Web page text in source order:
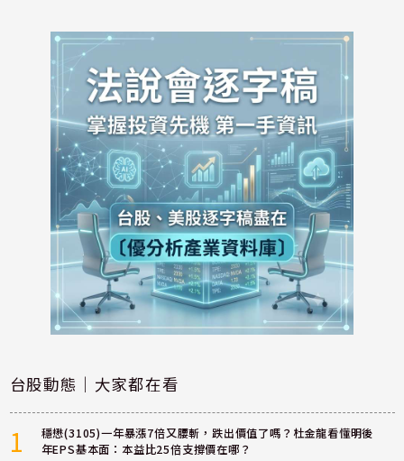
台股動態｜大家都在看
1
穩懋(3105)一年暴漲7倍又腰斬，跌出價值了嗎？杜金龍看懂明後
年EPS基本面：本益比25倍支撐價在哪？